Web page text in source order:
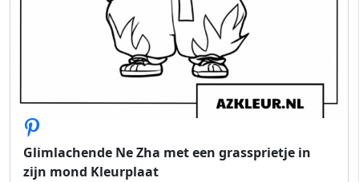
Glimlachende Ne Zha met een grassprietje in
zijn mond Kleurplaat